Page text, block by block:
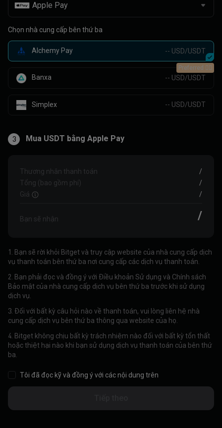
Chọn nhà cung cấp bên thứ ba
Alchemy Pay -- USD/USDT
Banxa
Preferred 👍🏻
-- USD/USDT
Simplex -- USD/USDT
3 Mua USDT bằng Apple Pay
Thương nhân thanh toán
/
Tổng (bao gồm phí)
/
Giá
/
Bạn sẽ nhận /
1. Bạn sẽ rời khỏi Bitget và truy cập website của nhà cung cấp dịch
vụ thanh toán bên thứ ba nơi cung cấp các dịch vụ thanh toán.
2. Bạn phải đọc và đồng ý với Điều khoản Sử dụng và Chính sách
Bảo mật của nhà cung cấp dịch vụ bên thứ ba trước khi sử dụng
dịch vụ.
3. Đối với bất kỳ câu hỏi nào về thanh toán, vui lòng liên hệ nhà
cung cấp dịch vụ bên thứ ba thông qua website của họ.
4. Bitget không chịu bất kỳ trách nhiệm nào đối với bất kỳ tổn thất
hoặc thiệt hại nào khi bạn sử dụng dịch vụ thanh toán của bên thứ
ba.
Tôi đã đọc kỹ và đồng ý với các nội dung trên